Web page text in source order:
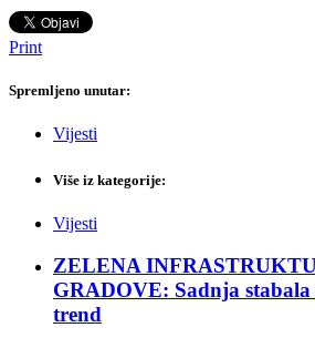
Print
Spremljeno unutar:
Vijesti
Više iz kategorije:
Vijesti
ZELENA
GRADOVE: Sadnja
trend